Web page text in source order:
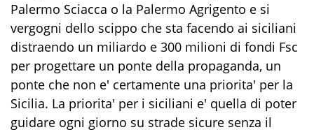
Palermo Sciacca o la Palermo Agrigento e si
vergogni dello scippo che sta facendo ai siciliani
distraendo un miliardo e 300 milioni di fondi Fsc
per progettare un ponte della propaganda, un
ponte che non e' certamente una priorita' per la
Sicilia. La priorita' per i siciliani e' quella di poter
guidare ogni giorno su strade sicure senza il